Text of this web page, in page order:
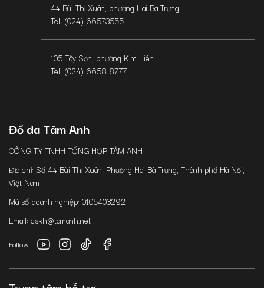
44 Bùi Thị Xuân, phường Hai Bà Trưng
Tel: (024) 66573555
105 Tây Sơn, phường Kim Liên
Tel: (024) 6658 8777
Đồ da Tâm Anh
CÔNG TY TNHH TỔNG HỢP TÂM ANH
Địa chỉ: Số 44 Bùi Thị Xuân, Phường Hai Bà Trưng, Thành phố Hà Nội,
Việt Nam
Mã số doanh nghiệp: 0105403292
Email: cskh@tamanh.net
Follow